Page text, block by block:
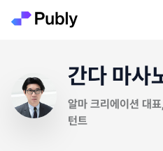
간다 마사
알마 크리에이션 대
턴트